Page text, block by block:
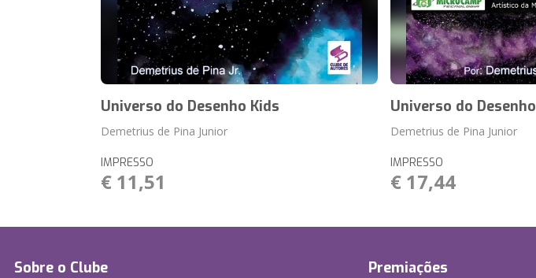
Universo do Desenho Kids
Demetrius de Pina Junior
IMPRESSO
€ 11,51
Universo do Desenho
Demetrius de Pina Junior
IMPRESSO
€ 17,44
Sobre o Clube Premiações